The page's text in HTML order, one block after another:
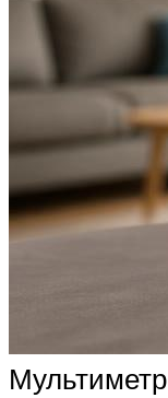
Мультиметр